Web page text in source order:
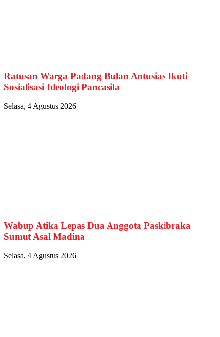
Ratusan Warga Padang Bulan Antusias Ikuti
Sosialisasi Ideologi Pancasila
Selasa, 4 Agustus 2026
Wabup Atika Lepas Dua Anggota Paskibraka
Sumut Asal Madina
Selasa, 4 Agustus 2026